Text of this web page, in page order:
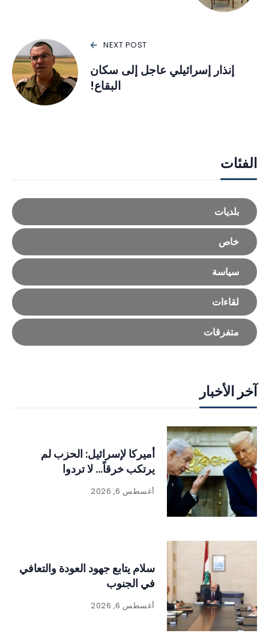
NEXT POST
إنذار إسرائيلي عاجل إلى سكان
البقاع!
الفئات
بلديات
خاص
سياسة
لقاءات
متفرقات
آخر الأخبار
أميركا لإسرائيل: الحزب لم
يرتكب خرقاً… لا تردوا
أغسطس 6, 2026
سلام يتابع جهود العودة والتعافي
في الجنوب
أغسطس 6, 2026